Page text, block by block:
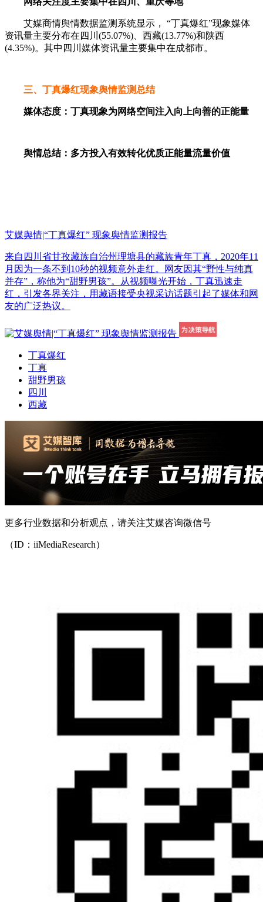
艾媒商情舆情数据监测系统显示， “丁真爆红”现象媒体
资讯量主要分布在四川(55.07%)、西藏(13.77%)和陕西
(4.35%)。其中四川媒体资讯量主要集中在成都市。
三、丁真爆红现象舆情监测总结
媒体态度：丁真现象为网络空间注入向上向善的正能量
舆情总结：多方投入有效转化优质正能量流量价值
艾媒舆情|“丁真爆红” 现象舆情监测报告
来自四川省甘孜藏族自治州理塘县的藏族青年丁真，2020年11
月因为一条不到10秒的视频意外走红。网友因其“野性与纯真
并存”，称他为“甜野男孩”。从视频曝光开始，丁真迅速走
红，引发各界关注，用藏语接受央视采访话题引起了媒体和网
友的广泛热议。
丁真爆红
丁真
甜野男孩
四川
西藏
更多行业数据和分析观点，请关注艾媒咨询微信号
（ID：iiMediaResearch）